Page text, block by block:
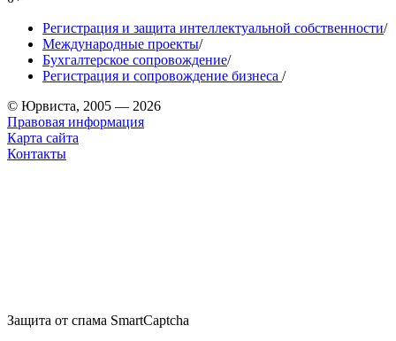
Регистрация и защита интеллектуальной собственности/
Международные проекты/
Бухгалтерское сопровождение/
Регистрация и сопровождение бизнеса /
© Юрвиста, 2005 — 2026
Правовая информация
Карта сайта
Контакты
Защита от спама SmartCaptcha